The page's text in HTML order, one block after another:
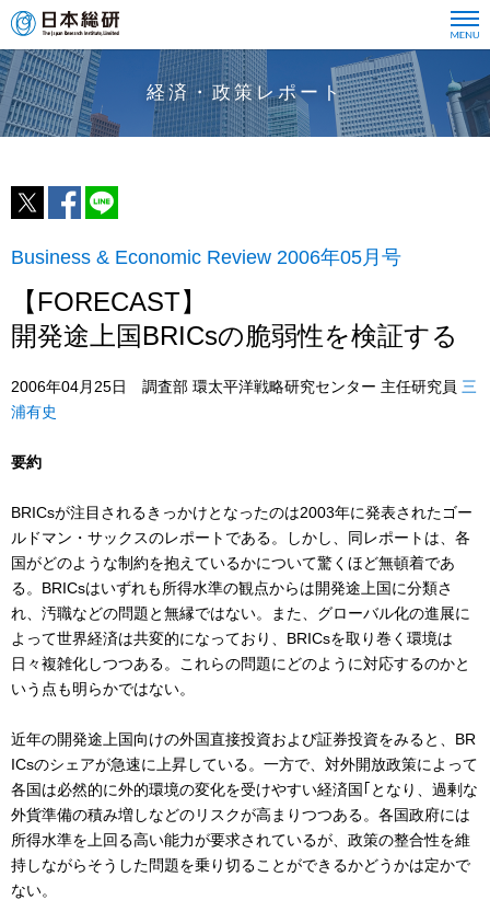
経済・政策レポート
Business & Economic Review 2006年05月号
【FORECAST】
開発途上国BRICsの脆弱性を検証する
2006年04月25日 調査部 環太平洋戦略研究センター 主任研究員 三
浦有史
要約
BRICsが注目されるきっかけとなったのは2003年に発表されたゴー
ルドマン・サックスのレポートである。しかし、同レポートは、各
国がどのような制約を抱えているかについて驚くほど無頓着であ
る。BRICsはいずれも所得水準の観点からは開発途上国に分類さ
れ、汚職などの問題と無縁ではない。また、グローバル化の進展に
よって世界経済は共変的になっており、BRICsを取り巻く環境は
日々複雑化しつつある。これらの問題にどのように対応するのかと
いう点も明らかではない。
近年の開発途上国向けの外国直接投資および証券投資をみると、BR
ICsのシェアが急速に上昇している。一方で、対外開放政策によって
各国は必然的に外的環境の変化を受けやすい経済国｢となり、過剰な
外貨準備の積み増しなどのリスクが高まりつつある。各国政府には
所得水準を上回る高い能力が要求されているが、政策の整合性を維
持しながらそうした問題を乗り切ることができるかどうかは定かで
ない。